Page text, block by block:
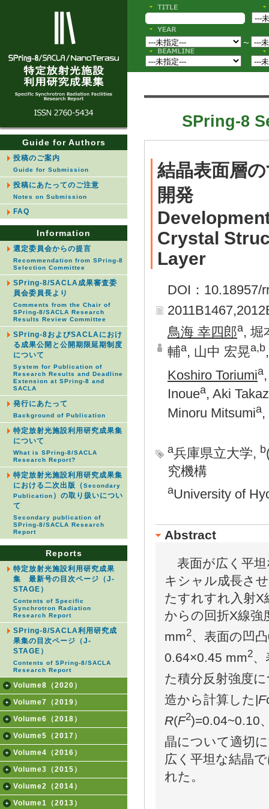
Guide for Authors
投稿のご案内
Guide for Submission
投稿にあたってのご注意
Notes on Submission
FAQ
Information
選定委員会からの提言
Recommendation from SPring-8
Selection Committee
SPring-8/SACLA成果審査委
員会委員長より
Comments from the Chair of
SPring-8/SACLA Research
Results Review Committee
SPring-8およびSACLAにおけ
る成果公開と公開期限延期制度
について
System for Publication of
Research Results and Deadline
Extension at SPring-8 and
SACLA
発行にあたって
Background of Publication
特定放射光施設利用研究成果集
について
What is SPring-8/SACLA
Research Report?
特定放射光施設利用研究成果集
における二次出版（Secondary
Publication ）の取り扱いについ
て
Secondary publication of
SPring-8/SACLA Research
Report
Reports
特定放射光施設利用研究成果
集 最新号の目次ページ（J-
STAGE）
Contents of Specific
Synchrotron Radiation
Research Report
SPring-8/SACLA利用研究成
果集の目次ページ（J-
STAGE）
Contents of SPring-8/SACLA
Research Report
Volume8（2020）
Volume7（2019）
Volume6（2018）
Volume5（2017）
Volume4（2016）
Volume3（2015）
Volume2（2014）
Volume1（2013）
〜
SPring-8
結晶表面層
開発
Crystal
Layer
DOI：10.18957/
鳥海 幸四郎a, 堀
輔a, 山中 宏晃a,b
Koshiro Toriumia
Inouea, Aki
Minoru Mitsumia
a兵庫県立大学, b
究機構
aUniversity of
Abstract
表面が広く平坦
キシャル成長さ
たすれすれ入射X
からの回折X線強
mm2、表面の凹
0.64×0.45 mm2
た積分反射強度
造から計算した|F
R(F2)=0.04~0.10
晶について適切
広く平坦な結晶
れた。